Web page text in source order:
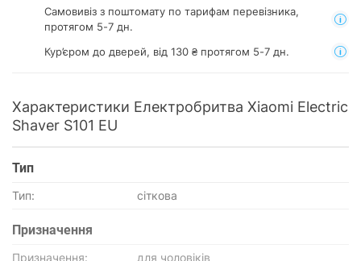
Самовивіз з поштомату по тарифам перевізника,
протягом 5-7 дн.
Кур’єром до дверей, від 130 ₴ протягом 5-7 дн.
Характеристики Електробритва Xiaomi Electric
Shaver S101 EU
Тип
Тип: сіткова
Призначення
Призначення: для чоловіків